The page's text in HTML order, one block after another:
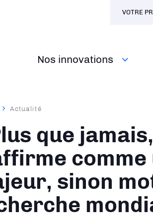
Nos innovations
VOTRE
Actualité
que
sinon